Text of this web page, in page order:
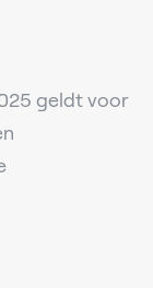
geldt voor